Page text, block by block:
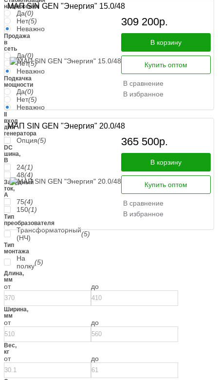
напряжения
Да(0)
Нет(5)
Неважно
Продажа
в
сеть
Да(0)
Нет(5)
Неважно
Подкачка
мощности
Да(0)
Нет(5)
Неважно
II
вход
для
генератора
Опция(5)
DC
шина,
В
24(1)
48(4)
Зарядный
ток,
А
75(4)
150(1)
Тип
преобразователя
Трансформаторный
(НЧ)
(5)
Тип
монтажа
На
полку(5)
Длина,
мм
от до
Ширина,
мм
от до
Вес,
кг
от до
МАП SIN GEN "Энергия" 15.0/48
309 200р.
В корзину
Купить оптом
В сравнение
В избранное
МАП SIN GEN "Энергия" 20.0/48
365 500р.
В корзину
Купить оптом
В сравнение
В избранное